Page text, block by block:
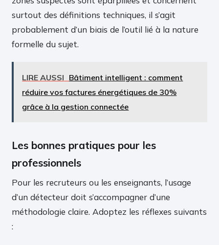
surtout des définitions techniques, il s’agit
probablement d’un biais de l’outil lié à la nature
formelle du sujet.
LIRE AUSSI Bâtiment intelligent : comment
réduire vos factures énergétiques de 30%
grâce à la gestion connectée
Les bonnes pratiques pour les
professionnels
Pour les recruteurs ou les enseignants, l’usage
d’un détecteur doit s’accompagner d’une
méthodologie claire. Adoptez les réflexes suivants
: